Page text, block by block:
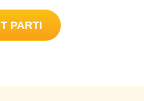
PARTI